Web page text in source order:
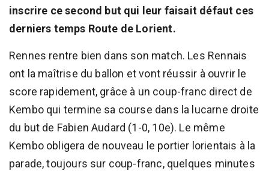
inscrire ce second but qui leur faisait défaut ces
derniers temps Route de Lorient.
Rennes rentre bien dans son match. Les Rennais
ont la maîtrise du ballon et vont réussir à ouvrir le
score rapidement, grâce à un coup-franc direct de
Kembo qui termine sa course dans la lucarne droite
du but de Fabien Audard (1-0, 10e). Le même
Kembo obligera de nouveau le portier lorientais à la
parade, toujours sur coup-franc, quelques minutes